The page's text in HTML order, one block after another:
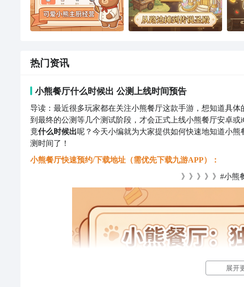
热门资讯
小熊餐厅什么时候出 公测上线时间预告
导读：最近很多玩家都在关注小熊餐厅这款手游，想知道具
到最终的公测等几个测试阶段，才会正式上线小熊餐厅安卓或
竟什么时候出呢？今天小编就为大家提供如何快速地知道小
测时间了！
小熊餐厅快速预约/下载地址（需优先下载九游APP）：
》》》》》#小熊
展开